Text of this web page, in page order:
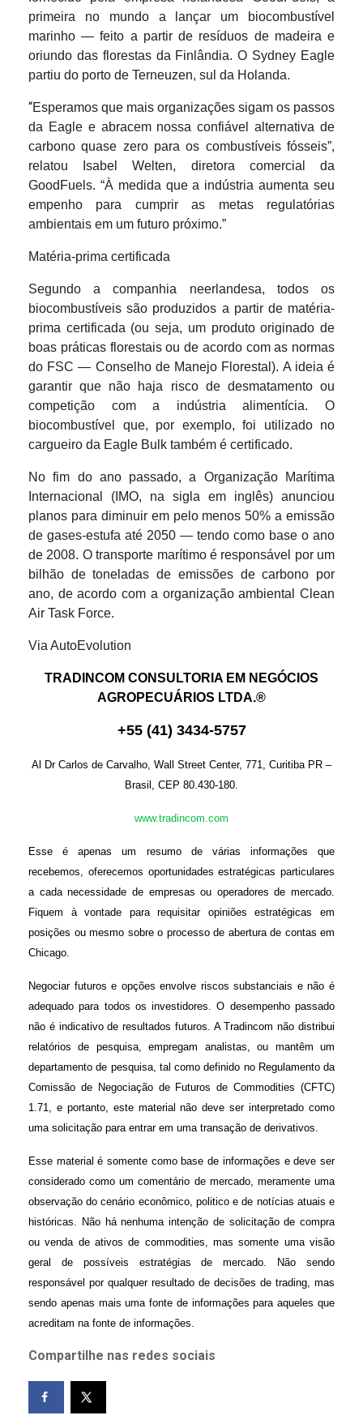
primeira no mundo a lançar um biocombustível
marinho — feito a partir de resíduos de madeira e
oriundo das florestas da Finlândia. O Sydney Eagle
partiu do porto de Terneuzen, sul da Holanda.
“Esperamos que mais organizações sigam os passos
da Eagle e abracem nossa confiável alternativa de
carbono quase zero para os combustíveis fósseis”,
relatou Isabel Welten, diretora comercial da
GoodFuels. “À medida que a indústria aumenta seu
empenho para cumprir as metas regulatórias
ambientais em um futuro próximo.”
Matéria-prima certificada
Segundo a companhia neerlandesa, todos os
biocombustíveis são produzidos a partir de matéria-
prima certificada (ou seja, um produto originado de
boas práticas florestais ou de acordo com as normas
do FSC — Conselho de Manejo Florestal). A ideia é
garantir que não haja risco de desmatamento ou
competição com a indústria alimentícia. O
biocombustível que, por exemplo, foi utilizado no
cargueiro da Eagle Bulk também é certificado.
No fim do ano passado, a Organização Marítima
Internacional (IMO, na sigla em inglês) anunciou
planos para diminuir em pelo menos 50% a emissão
de gases-estufa até 2050 — tendo como base o ano
de 2008. O transporte marítimo é responsável por um
bilhão de toneladas de emissões de carbono por
ano, de acordo com a organização ambiental Clean
Air Task Force.
Via AutoEvolution
TRADINCOM CONSULTORIA EM NEGÓCIOS
AGROPECUÁRIOS LTDA.®
+55 (41) 3434-5757
Al Dr Carlos de Carvalho, Wall Street Center, 771, Curitiba PR –
Brasil, CEP 80.430-180.
www.tradincom.com
Esse é apenas um resumo de várias informações que
recebemos, oferecemos oportunidades estratégicas particulares
a cada necessidade de empresas ou operadores de mercado.
Fiquem à vontade para requisitar opiniões estratégicas em
posições ou mesmo sobre o processo de abertura de contas em
Chicago.
Negociar futuros e opções envolve riscos substanciais e não é
adequado para todos os investidores. O desempenho passado
não é indicativo de resultados futuros. A Tradincom não distribui
relatórios de pesquisa, empregam analistas, ou mantêm um
departamento de pesquisa, tal como definido no Regulamento da
Comissão de Negociação de Futuros de Commodities (CFTC)
1.71, e portanto, este material não deve ser interpretado como
uma solicitação para entrar em uma transação de derivativos.
Esse material é somente como base de informações e deve ser
considerado como um comentário de mercado, meramente uma
observação do cenário econômico, politico e de notícias atuais e
históricas. Não há nenhuma intenção de solicitação de compra
ou venda de ativos de commodities, mas somente uma visão
geral de possíveis estratégias de mercado. Não sendo
responsável por qualquer resultado de decisões de trading, mas
sendo apenas mais uma fonte de informações para aqueles que
acreditam na fonte de informações.
Compartilhe nas redes sociais